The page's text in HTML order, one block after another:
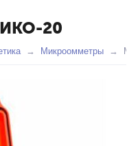
20
Микроомметры